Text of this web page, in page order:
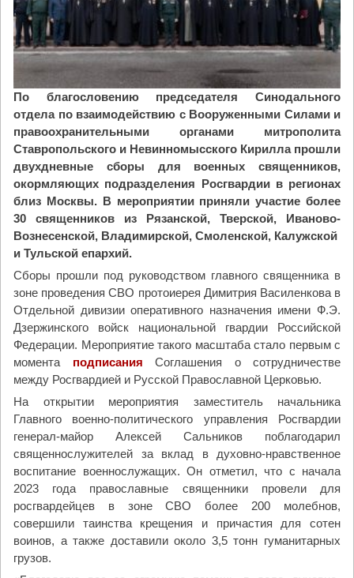
По благословению председателя Синодального
отдела по взаимодействию с Вооруженными Силами и
правоохранительными органами митрополита
Ставропольского и Невинномысского Кирилла прошли
двухдневные сборы для военных священников,
окормляющих подразделения Росгвардии в регионах
близ Москвы. В мероприятии приняли участие более
30 священников из Рязанской, Тверской, Иваново-
Вознесенской, Владимирской, Смоленской, Калужской
и Тульской епархий.
Сборы прошли под руководством главного священника в
зоне проведения СВО протоиерея Димитрия Василенкова в
Отдельной дивизии оперативного назначения имени Ф.Э.
Дзержинского войск национальной гвардии Российской
Федерации. Мероприятие такого масштаба стало первым с
момента подписания Соглашения о сотрудничестве
между Росгвардией и Русской Православной Церковью.
На открытии мероприятия заместитель начальника
Главного военно-политического управления Росгвардии
генерал-майор Алексей Сальников поблагодарил
священнослужителей за вклад в духовно-нравственное
воспитание военнослужащих. Он отметил, что с начала
2023 года православные священники провели для
росгвардейцев в зоне СВО более 200 молебнов,
совершили таинства крещения и причастия для сотен
воинов, а также доставили около 3,5 тонн гуманитарных
грузов.